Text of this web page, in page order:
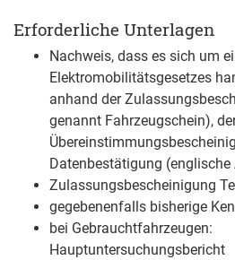
Erforderliche Unterlagen
Nachweis, dass es sich um
Elektromobilitätsgesetzes
anhand der
genannt Fahrzeugschein),
Datenbestätigung (englische
Zulassungsbescheinigung
gegebenenfalls bisherige
bei Gebrauchtfahrzeugen:
Hauptuntersuchungsbericht